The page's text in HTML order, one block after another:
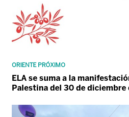
ORIENTE PRÓXIMO
ELA se suma a la
Palestina del 30 de diciembre